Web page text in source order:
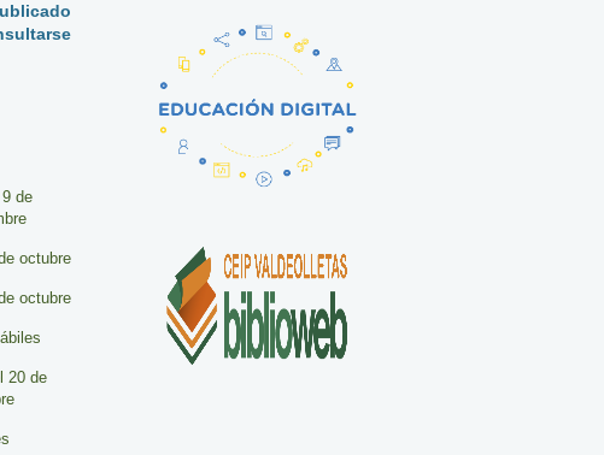
de
octubre
octubre
20 de